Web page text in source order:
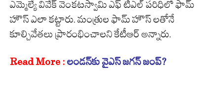
ఎమ్మెల్యే వివేక్ వెంకటస్వామి ఎఫ్ టీఎల్ పరిధిలో ఫామ్
హౌస్ ఎలా కట్టారు. మంత్రుల ఫామ్ హౌస్ లతోనే
కూల్చివేతలు ప్రారంభించాలని కేటీఆర్ అన్నారు.
Read More : లండన్‌కు వైఎస్ జగన్ జంప్?